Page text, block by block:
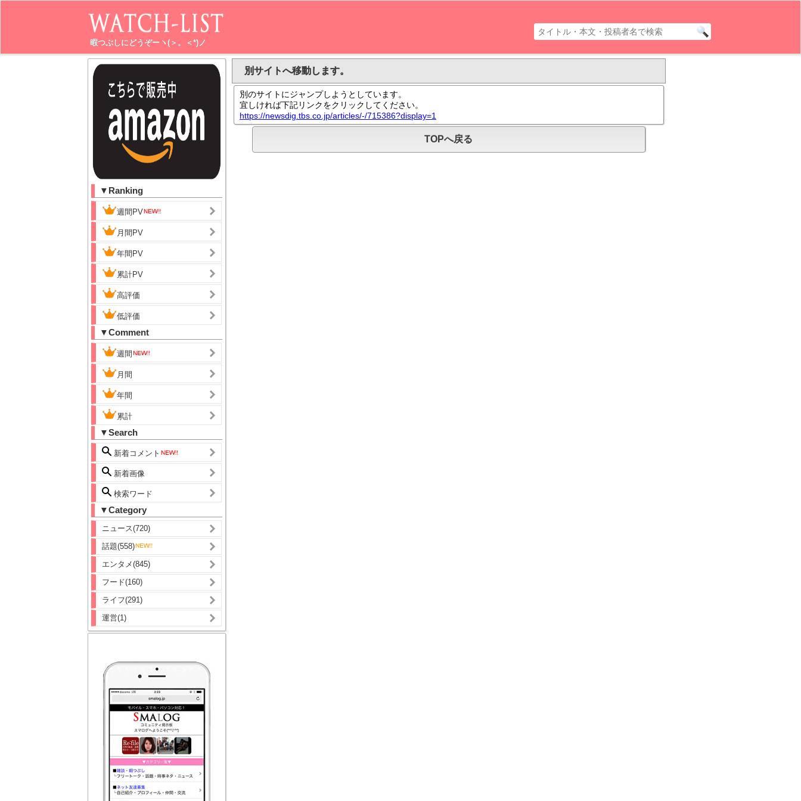
暇つぶしにどうぞーヽ(＞。＜*)ノ
▼Ranking
週間PV
月間PV
年間PV
累計PV
高評価
低評価
▼Comment
週間
月間
年間
累計
▼Search
新着コメント
新着画像
検索ワード
▼Category
ニュース(720)
話題(558)
エンタメ(845)
フード(160)
ライフ(291)
運営(1)
別サイトへ移動します。
別のサイトにジャンプしようとしています。
宜しければ下記リンクをクリックしてください。
https://newsdig.tbs.co.jp/articles/-/715386?display=1
TOPへ戻る